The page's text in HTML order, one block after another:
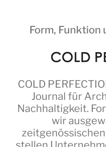
Form, Funktion
COLD
Journal für
Nachhaltigkeit.
wir